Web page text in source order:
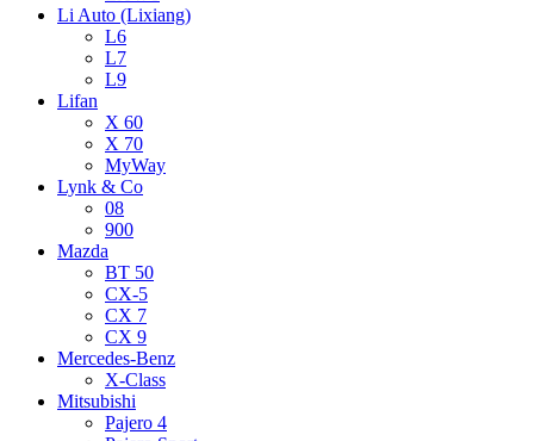
Li Auto (Lixiang)
L6
L7
L9
Lifan
X 60
X 70
MyWay
Lynk & Co
08
900
Mazda
BT 50
CX-5
CX 7
CX 9
Mercedes-Benz
X-Class
Mitsubishi
Pajero 4